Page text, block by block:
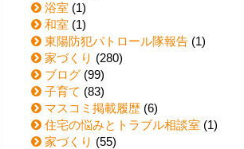
浴室 (1)
和室 (1)
東陽防犯パトロール隊報告 (1)
家づくり (280)
ブログ (99)
子育て (83)
マスコミ掲載履歴 (6)
住宅の悩みとトラブル相談室 (1)
家づくり (55)